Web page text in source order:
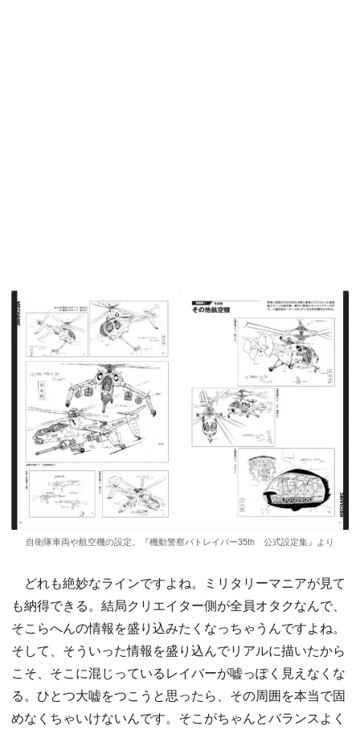
自衛隊車両や航空機の設定。『機動警察パトレイバー35th 公式設定集』より
どれも絶妙なラインですよね。ミリタリーマニアが見て
も納得できる。結局クリエイター側が全員オタクなんで、
そこらへんの情報を盛り込みたくなっちゃうんですよね。
そして、そういった情報を盛り込んでリアルに描いたから
こそ、そこに混じっているレイバーが嘘っぽく見えなくな
る。ひとつ大嘘をつこうと思ったら、その周囲を本当で固
めなくちゃいけないんです。そこがちゃんとバランスよく